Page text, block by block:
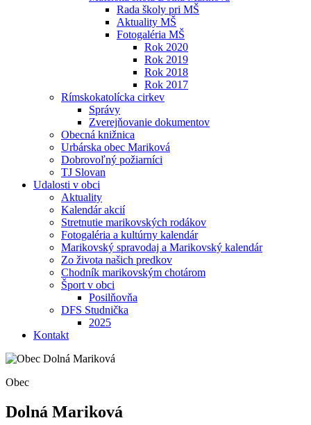
Rada školy pri MŠ
Aktuality MŠ
Fotogaléria MŠ
Rok 2020
Rok 2019
Rok 2018
Rok 2017
Rímskokatolícka cirkev
Správy
Zverejňovanie dokumentov
Obecná knižnica
Urbárska obec Mariková
Dobrovoľný požiarníci
TJ Slovan
Udalosti v obci
Aktuality
Kalendár akcií
Stretnutie marikovských rodákov
Fotogaléria a kultúrny kalendár
Marikovský spravodaj a Marikovský kalendár
Zo života našich predkov
Chodník marikovským chotárom
Šport v obci
Posilňovňa
DFS Studnička
2025
Kontakt
Obec
Dolná Mariková